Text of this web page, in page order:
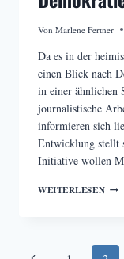
Von Marlene Fertner
Da es in der
einen Blick nach
in einer ähnlichen
journalistische
informieren sich
Entwicklung stellt
Initiative wollen
WEITERLESEN